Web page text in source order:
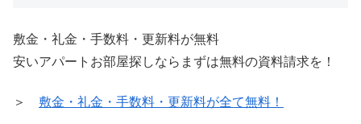
敷金・礼金・手数料・更新料が無料
安いアパートお部屋探しならまずは無料の資料請求を！
＞ 敷金・礼金・手数料・更新料が全て無料！